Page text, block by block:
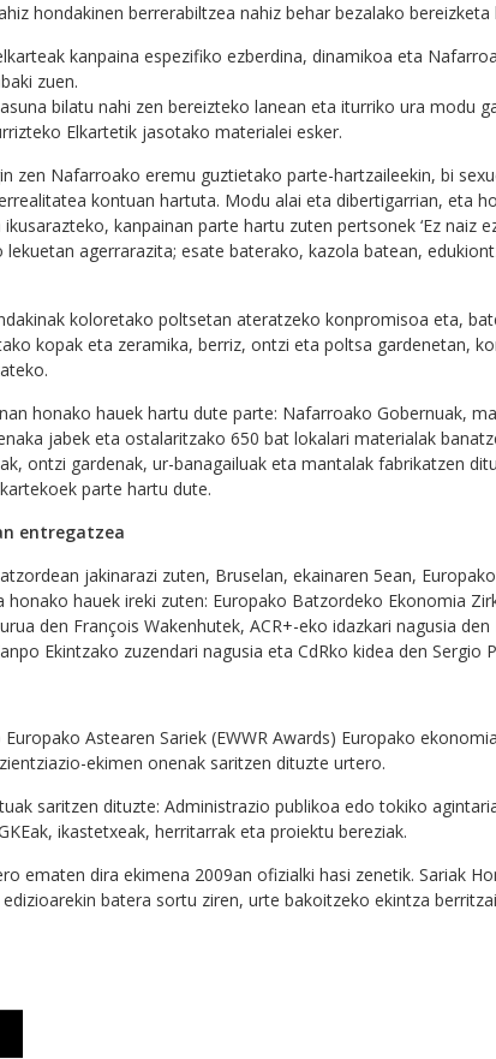
hondakinen berrerabiltzea nahiz behar bezalako bereizketa
kanpaina espezifiko ezberdina, dinamikoa eta
zuen.
bilatu nahi zen bereizteko lanean eta iturriko ura modu
Elkartetik jasotako materialei esker.
zen Nafarroako eremu guztietako parte-hartzaileekin, bi
kontuan hartuta. Modu alai eta dibertigarrian, eta
kanpainan parte hartu zuten pertsonek ‘Ez naiz
agerrarazita; esate baterako, kazola batean,
koloretako poltsetan ateratzeko konpromisoa eta,
kopak eta zeramika, berriz, ontzi eta poltsa gardenetan,
honako hauek hartu dute parte: Nafarroako Gobernuak,
jabek eta ostalaritzako 650 bat lokalari materialak
ontzi gardenak, ur-banagailuak eta mantalak fabrikatzen
parte hartu dute.
entregatzea
jakinarazi zuten, Bruselan, ekainaren 5ean,
honako hauek ireki zuten: Europako Batzordeko Ekonomia
den François Wakenhutek, ACR+-eko idazkari nagusia
Ekintzako zuzendari nagusia eta CdRko kidea den Sergio
Astearen Sariek (EWWR Awards) Europako
ekimen onenak saritzen dituzte urtero.
saritzen dituzte: Administrazio publikoa edo tokiko
ikastetxeak, herritarrak eta proiektu bereziak.
ematen dira ekimena 2009an ofizialki hasi zenetik. Sariak
batera sortu ziren, urte bakoitzeko ekintza